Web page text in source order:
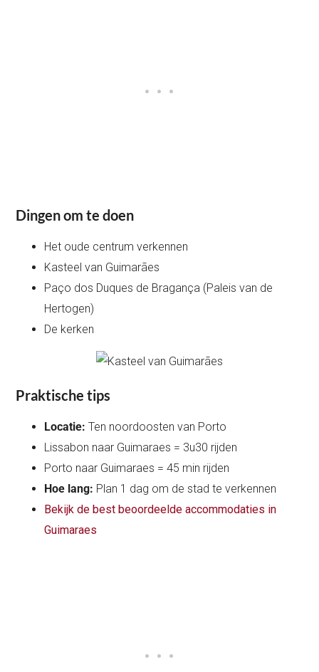
Dingen om te doen
Het oude centrum verkennen
Kasteel van Guimarães
Paço dos Duques de Bragança (Paleis van de
Hertogen)
De kerken
Praktische tips
Locatie:Ten noordoosten van Porto
Lissabon naar Guimaraes = 3u30 rijden
Porto naar Guimaraes = 45 min rijden
Hoe lang: Plan 1 dag om de stad te verkennen
Bekijk de best beoordeelde accommodaties in
Guimaraes